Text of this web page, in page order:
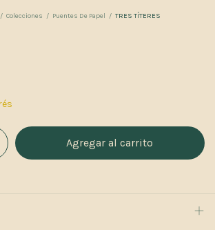
/ Colecciones / Puentes De Papel / TRES TÍTERES